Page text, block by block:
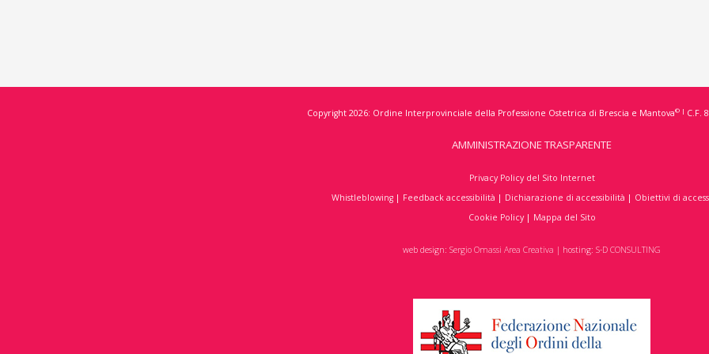
Copyright 2026: Ordine Interprovinciale della Professione Ostetrica di Brescia e Mantova© | C.F.
AMMINISTRAZIONE TRASPARENTE
Privacy Policy del Sito Internet
Whistleblowing | Feedback accessibilità | Dichiarazione di accessibilità | Obiettivi di
Cookie Policy| Mappa del Sito
web design: Sergio Omassi Area Creativa | hosting: S-D CONSULTING